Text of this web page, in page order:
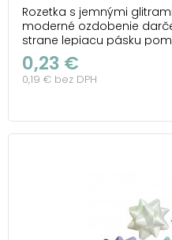
Rozetka s jemnými
moderné ozdobenie
strane lepiacu pásku
krabičku alebo inak
Priemer: 30 mm Šírka
tmavo zelená, svetlo zelen...
0,23 €
0,19 € bez DPH